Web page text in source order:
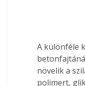
A különféle
növelik a
polimert,